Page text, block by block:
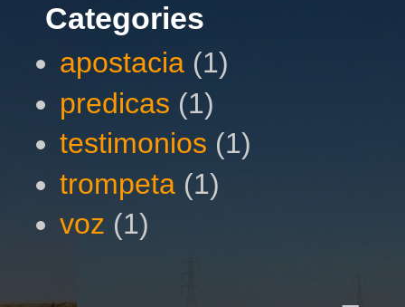
Categories
apostacia (1)
predicas (1)
testimonios (1)
trompeta (1)
voz (1)